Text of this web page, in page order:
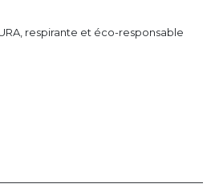
respirante et éco-responsable